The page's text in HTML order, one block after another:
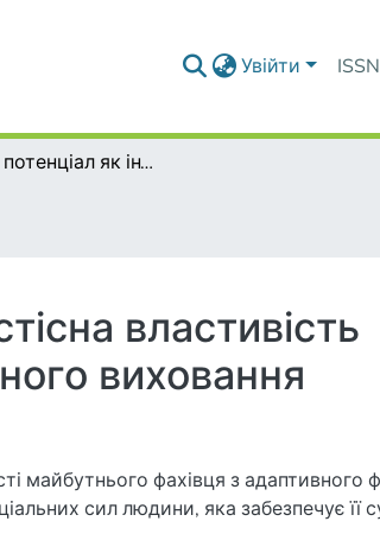
Увійти
Творчий потенціал як інтегративна особистісна властивість майбутнього фахівця з адаптивного фізичного виховання
властивість
виховання
майбутнього фахівця з адаптивного
сил людини, яка забезпечує її